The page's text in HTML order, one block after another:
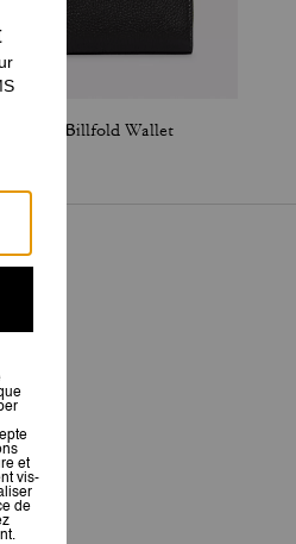
Essential Billfold Wallet